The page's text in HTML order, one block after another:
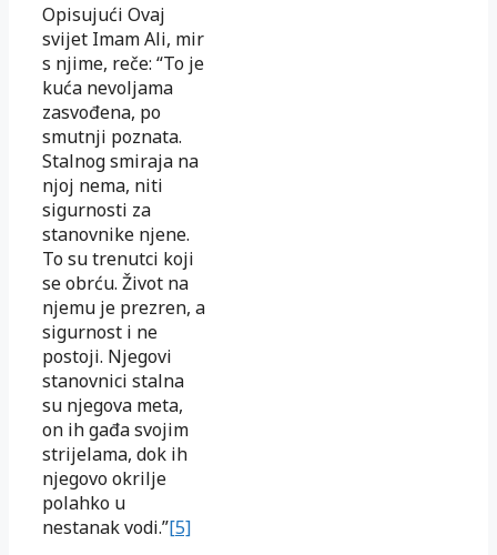
Opisujući Ovaj
svijet Imam Ali, mir
s njime, reče: “To je
kuća nevoljama
zasvođena, po
smutnji poznata.
Stalnog smiraja na
njoj nema, niti
sigurnosti za
stanovnike njene.
To su trenutci koji
se obrću. Život na
njemu je prezren, a
sigurnost i ne
postoji. Njegovi
stanovnici stalna
su njegova meta,
on ih gađa svojim
strijelama, dok ih
njegovo okrilje
polahko u
nestanak vodi.”[5]